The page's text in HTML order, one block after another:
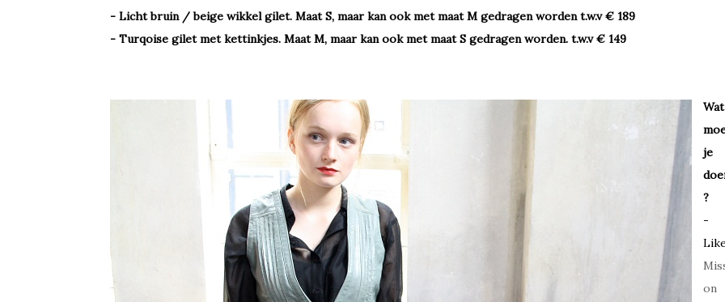
- Licht bruin / beige wikkel gilet. Maat S, maar kan ook met maat M gedragen worden t.w.v € 189
- Turqoise gilet met kettinkjes. Maat M, maar kan ook met maat S gedragen worden. t.w.v € 149
Wat
je
?
-
on